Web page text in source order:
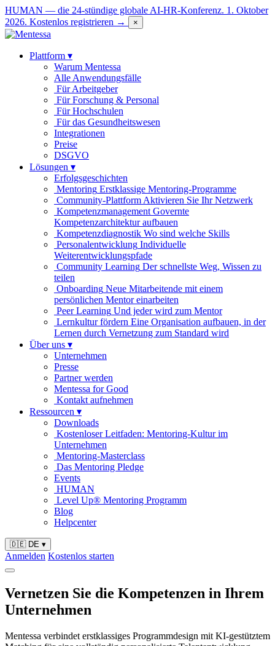
HUMAN — die 24-stündige globale AI-HR-Konferenz. 1. Oktober
2026. Kostenlos registrieren → ×
Plattform ▾
Warum Mentessa
Alle Anwendungsfälle
Für Arbeitgeber
Für Forschung & Personal
Für Hochschulen
Für das Gesundheitswesen
Integrationen
Preise
DSGVO
Lösungen ▾
Erfolgsgeschichten
Mentoring Erstklassige Mentoring-Programme
Community-Plattform Aktivieren Sie Ihr Netzwerk
Kompetenzmanagement Governte
Kompetenzarchitektur aufbauen
Kompetenzdiagnostik Wo sind welche Skills
Personalentwicklung Individuelle
Weiterentwicklungspfade
Community Learning Der schnellste Weg, Wissen zu
teilen
Onboarding Neue Mitarbeitende mit einem
persönlichen Mentor einarbeiten
Peer Learning Und jeder wird zum Mentor
Lernkultur fördern Eine Organisation aufbauen, in der
Lernen durch Vernetzung zum Standard wird
Über uns ▾
Unternehmen
Presse
Partner werden
Mentessa for Good
Kontakt aufnehmen
Ressourcen ▾
Downloads
Kostenloser Leitfaden: Mentoring-Kultur im
Unternehmen
Mentoring-Masterclass
Das Mentoring Pledge
Events
HUMAN
Level Up® Mentoring Programm
Blog
Helpcenter
🇩🇪 DE ▾
Anmelden Kostenlos starten
Vernetzen Sie die Kompetenzen in Ihrem
Unternehmen
Mentessa verbindet erstklassiges Programmdesign mit KI-gestütztem